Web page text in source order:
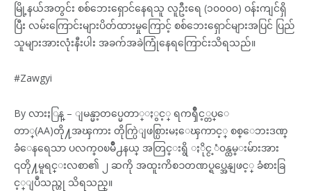
မြို့နယ်အတွင်း စစ်ဘေးရှောင်နေရသူ လူဦးရေ (၁၀၀၀၀) ဝန်းကျင်ရှိ
ပြီး လမ်းကြောင်းများပိတ်ထားမှုကြောင့် စစ်ဘေးရှောင်များအပြင် ပြည်
သူများအားလုံးနီးပါး အခက်အခဲကြုံနေရကြောင်းသိရသည်။
#Zawgyi
By လားႏြန္ – ျမန္မာ့တပ္မေတာ္ႏွင့္ ရကၡိဳင့္တပ္ေ
တာ္(AA)တို႔အၾကား တိုက္ပြဲျဖစ္ပြားမႈေၾကာင့္ စစ္ေဘးဒဏ္
ခံေနရေသာ ပလက္၀ၿမိဳ႕နယ္ အတြင္းရွိ ႏိုင္င့ံ၀န္ထမ္းမ်ားအား
၎တို႔မူရင္းလစာ၏ ၂ ဆကို အထူးကိစၥတဏပ္ရပ္အေနျဖင့္ ခံစားခြ
င့္ျပဳသည္ဟု သိရသည္။